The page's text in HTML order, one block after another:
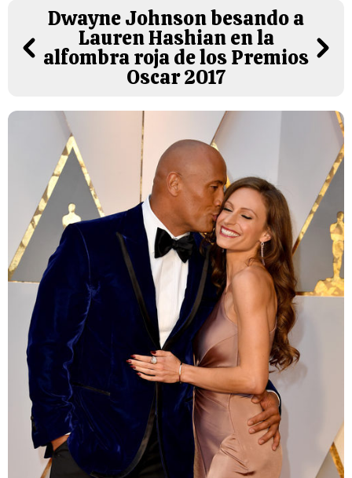
Dwayne Johnson besando a
Lauren Hashian en la
alfombra roja de los Premios
Oscar 2017